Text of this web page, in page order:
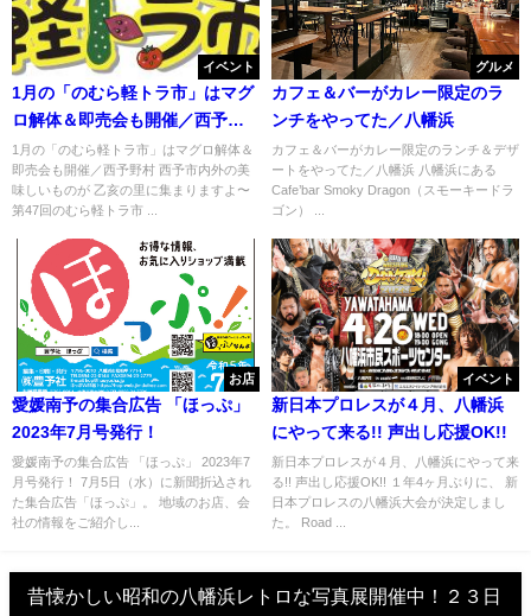
イベント
1月の「のむら軽トラ市」はマグ
ロ解体＆即売会も開催／西予野
村
1月の「のむら軽トラ市」はマグロ解体＆
即売会も開催／西予野村 西予市内外の美
味しいものが 乙亥の里に集まりますよ〜
第47回のむら軽トラ市 ...
グルメ
カフェ＆バーがカレー限定のラ
ンチをやってた／八幡浜
カフェ＆バーがカレー限定のランチ＆デザ
ートをやってた／八幡浜 八幡浜にある
Cafe’bar Smoky Dragon（スモーキードラ
ゴン） ...
お店
愛媛南予の集合広告 「ほっぷ」
2023年7月号発行！
愛媛南予の集合広告 「ほっぷ」 2023年7
月号発行！ 7月5日（水）に新聞折込され
た集合広告「ほっぷ」。 地域のお店、会
社の情報をご紹介し...
イベント
新日本プロレスが４月、八幡浜
にやって来る!! 声出し応援OK!!
新日本プロレスが４月、八幡浜にやって来
る!! 声出し応援OK!! １年4ヶ月ぶりに、 新
日本プロレスの八幡浜大会が決定しまし
た。 Road ...
昔懐かしい昭和の八幡浜レトロな写真展開催中！２３日